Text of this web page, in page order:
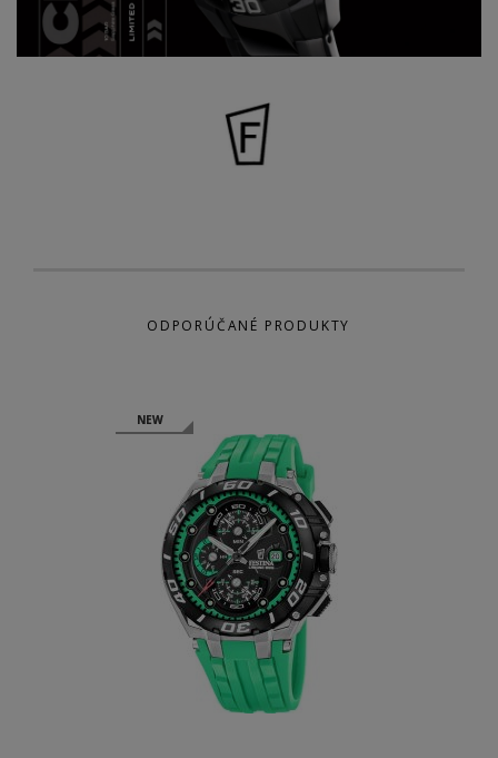
ODPORÚČANÉ PRODUKTY
NEW